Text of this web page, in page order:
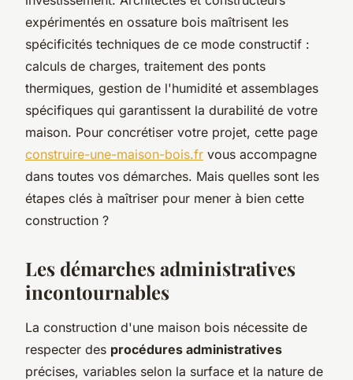
expérimentés en ossature bois maîtrisent les
spécificités techniques de ce mode constructif :
calculs de charges, traitement des ponts
thermiques, gestion de l'humidité et assemblages
spécifiques qui garantissent la durabilité de votre
maison. Pour concrétiser votre projet, cette page
construire-une-maison-bois.fr vous accompagne
dans toutes vos démarches. Mais quelles sont les
étapes clés à maîtriser pour mener à bien cette
construction ?
Les démarches administratives
incontournables
La construction d'une maison bois nécessite de
respecter des procédures administratives
précises, variables selon la surface et la nature de